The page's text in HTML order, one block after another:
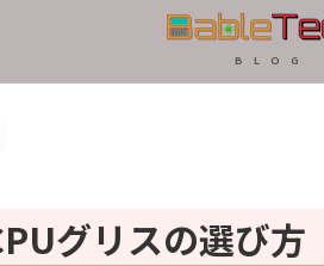
B L O G
グリスの選び方